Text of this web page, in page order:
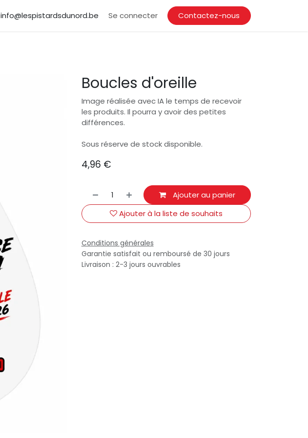
info@lespistardsdunord.be Se connecter Contactez-nous
Boucles d'oreille
Image réalisée avec IA le temps de recevoir
les produits. Il pourra y avoir des petites
différences.
Sous réserve de stock disponible.
4,96 €
Ajouter au panier
Ajouter à la liste de souhaits
Conditions générales
Garantie satisfait ou remboursé de 30 jours
Livraison : 2-3 jours ouvrables